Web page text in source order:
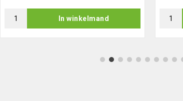
In winkelmand
1 2 3 4 5 6 7 8 9